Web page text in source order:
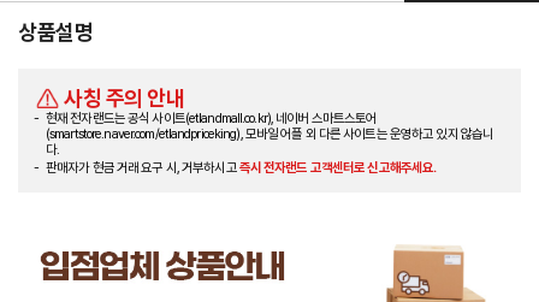
상품설명
사칭 주의 안내
현재 전자랜드는 공식 사이트(etlandmall.co.kr), 네이버 스마트스토어
(smartstore.naver.com/etlandpriceking), 모바일 어플 외 다른 사이트는 운영하고 있지 않습니
다.
판매자가 현금 거래 요구 시, 거부하시고즉시 전자랜드 고객센터로 신고해주세요.